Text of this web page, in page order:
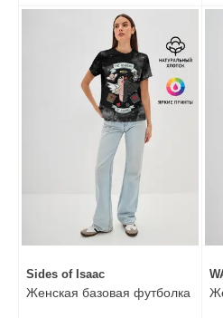
Sides of Isaac
Женская базовая футболка